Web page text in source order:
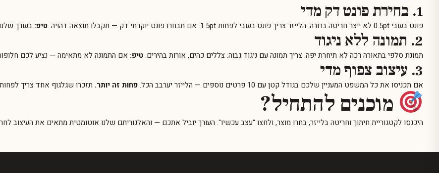
1. בחירת פונט דק מדי
פונט בעובי 0.5pt לא ייצר חריטה ברורה. הלייזר צריך פונט בעובי לפחות 1.5pt. אם תבחרו פונט יוקרתי דק — תקבלו תוצאה דהויה. טיפ: בעורך
2. תמונה ללא ניגוד
תמונת סלפי בתאורה רכה לא תיחרת יפה. צריך תמונה עם ניגוד גבוה: צללים כהים, אורות בהירים.טיפ: אם התמונה לא מתאימה — נציע לכם
3. עיצוב צפוף מדי
אם תכניסו את כל המשפט המעניין שלכם בגודל קטן עם 10 פרטים נוספים — הלייזר יערבב הכל. פחות זה יותר. תזכרו שגלגוף אחד צריך לפחות 2mm מסביב.
מוכנים להתחיל?
היכנסו לקטגוריית חיתוך וחריטה בלייזר, בחרו מוצר, ולחצו "עצב עכשיו". העורך יוביל אתכם — והאלגוריתם שלנו אוטומטית מתאים את העיצוב